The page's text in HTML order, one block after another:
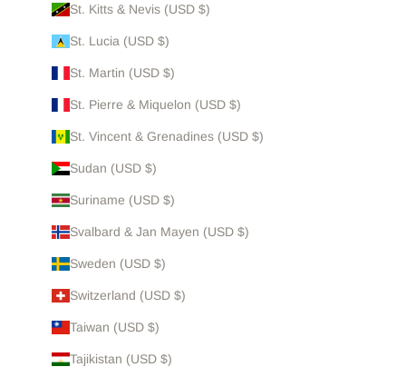
St. Kitts & Nevis (USD $)
St. Lucia (USD $)
St. Martin (USD $)
St. Pierre & Miquelon (USD $)
St. Vincent & Grenadines (USD $)
Sudan (USD $)
Suriname (USD $)
Svalbard & Jan Mayen (USD $)
Sweden (USD $)
Switzerland (USD $)
Taiwan (USD $)
Tajikistan (USD $)